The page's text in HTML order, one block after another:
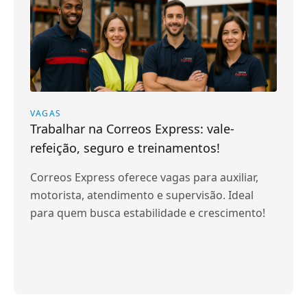
VAGAS
Trabalhar na Correos Express: vale-
refeição, seguro e treinamentos!
Correos Express oferece vagas para auxiliar,
motorista, atendimento e supervisão. Ideal
para quem busca estabilidade e crescimento!